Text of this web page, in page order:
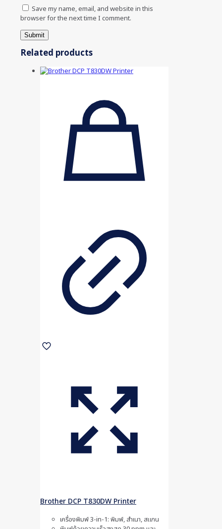
Save my name, email, and website in this
browser for the next time I comment.
Related products
Brother DCP T830DW Printer
เครื่องพิมพ์ 3-in-1: พิมพ์, สำเนา, สแกน